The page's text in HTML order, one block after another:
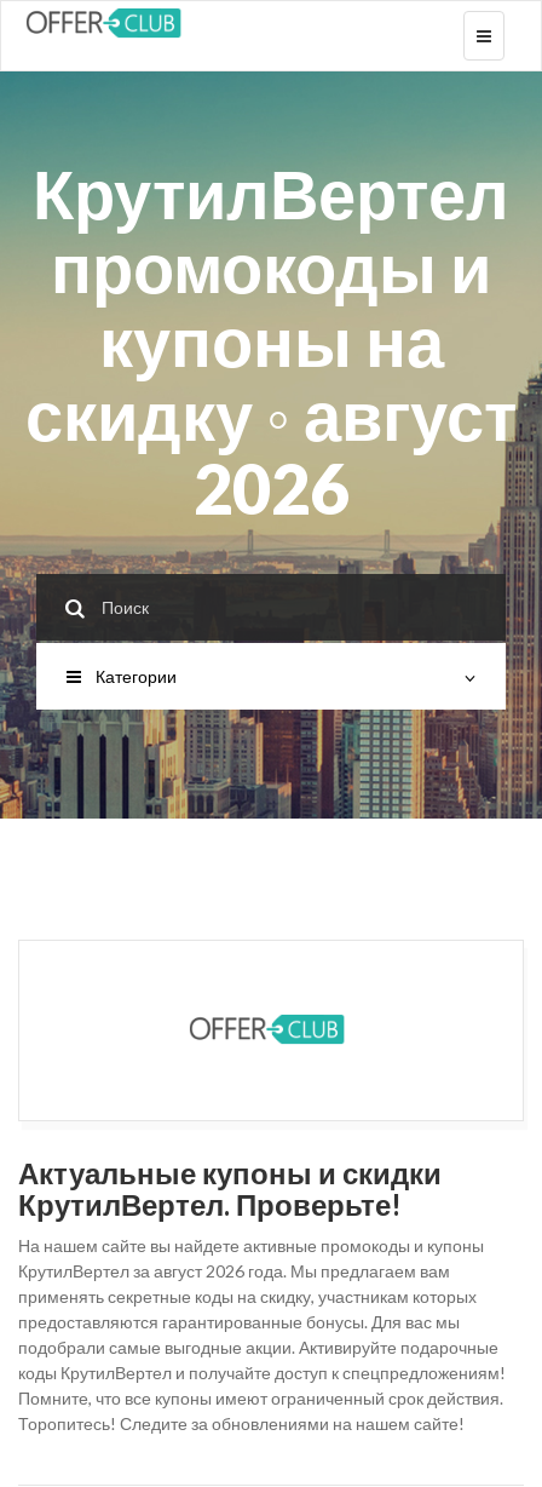
Toggle
КрутилВертел
промокоды и
купоны на
скидку ◦ август
2026
Категории
Актуальные купоны и скидки
КрутилВертел. Проверьте!
На нашем сайте вы найдете активные промокоды и купоны
КрутилВертел за август 2026 года. Мы предлагаем вам
применять секретные коды на скидку, участникам которых
предоставляются гарантированные бонусы. Для вас мы
подобрали самые выгодные акции. Активируйте подарочные
коды КрутилВертел и получайте доступ к спецпредложениям!
Помните, что все купоны имеют ограниченный срок действия.
Торопитесь! Следите за обновлениями на нашем сайте!